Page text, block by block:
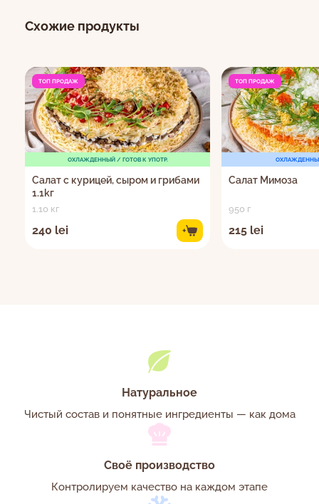
Схожие продукты
ТОП ПРОДАЖ
ОХЛАЖДЕННЫЙ / ГОТОВ К УПОТР.
Салат с курицей, сыром и грибами
1.1kг
1.10 кг
240 lei +
ТОП ПРОДАЖ
Салат Мимоза
950 г
215 lei
Натуральное
Чистый состав и понятные ингредиенты — как дома
Своё производство
Контролируем качество на каждом этапе